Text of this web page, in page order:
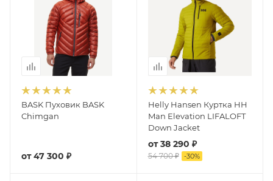
BASK Пуховик BASK
Chimgan
от47 300 ₽
Helly Hansen Куртка HH
Man Elevation LIFALOFT
Down Jacket
от38 290 ₽
54 700 ₽ -30%